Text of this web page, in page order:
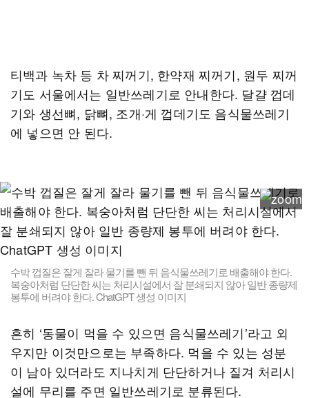
티백과 녹차 등 차 찌꺼기, 한약재 찌꺼기, 원두 찌꺼
기도 서울에서는 일반쓰레기로 안내한다. 달걀 껍데
기와 생선뼈, 닭뼈, 조개·게 껍데기도 음식물쓰레기
에 넣으면 안 된다.
수박 껍질은 잘게 잘라 물기를 뺀 뒤 음식물쓰레기로 배출해야 한다.
복숭아처럼 단단한 씨는 처리시설에서 잘 분쇄되지 않아 일반 종량제
봉투에 버려야 한다. ChatGPT 생성 이미지
흔히 ‘동물이 먹을 수 있으면 음식물쓰레기’라고 외
우지만 이것만으로는 부족하다. 먹을 수 있는 성분
이 남아 있더라도 지나치게 단단하거나 질겨 처리시
설에 무리를 주면 일반쓰레기로 분류된다.